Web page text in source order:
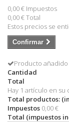
0,00 € Impuestos
0,00 €Total
Estos precios se
Confirmar
Producto
Cantidad
Total
Hay 1 artículo en su
Total productos:
Impuestos 0,00 €
Total (impuestos